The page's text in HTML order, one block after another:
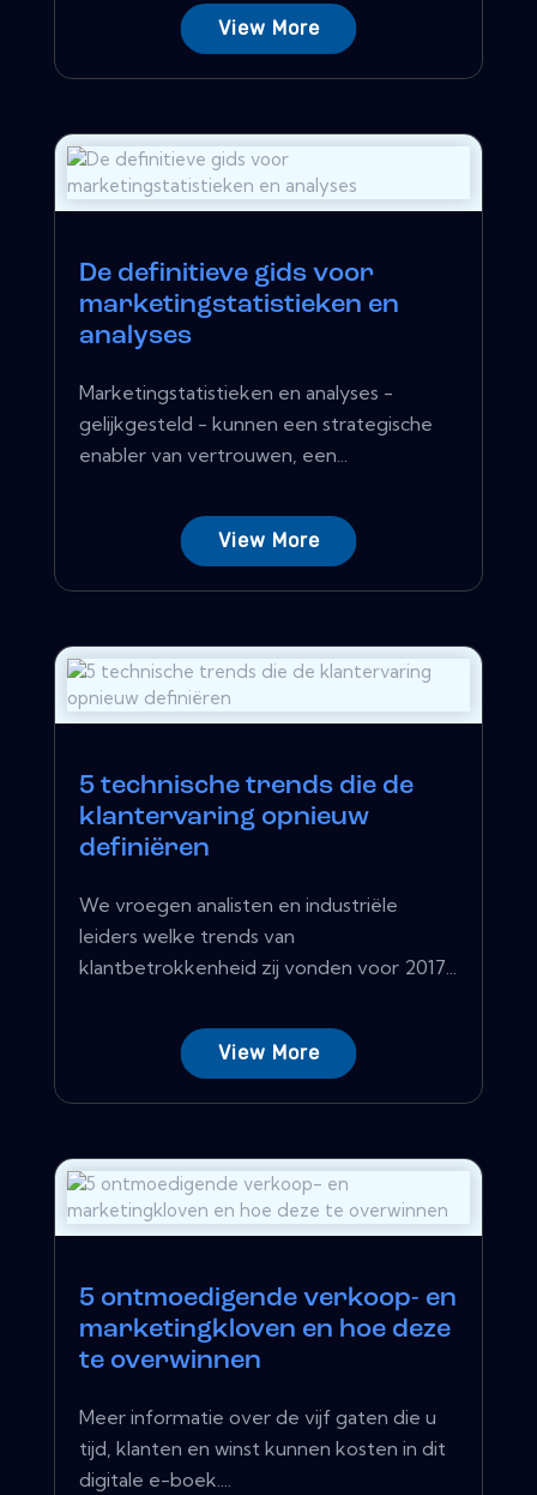
View More
De definitieve gids voor
marketingstatistieken en
analyses
Marketingstatistieken en analyses -
gelijkgesteld - kunnen een strategische
enabler van vertrouwen, een...
View More
5 technische trends die de
klantervaring opnieuw
definiëren
We vroegen analisten en industriële
leiders welke trends van
klantbetrokkenheid zij vonden voor 2017...
View More
5 ontmoedigende verkoop- en
marketingkloven en hoe deze
te overwinnen
Meer informatie over de vijf gaten die u
tijd, klanten en winst kunnen kosten in dit
digitale e-boek....